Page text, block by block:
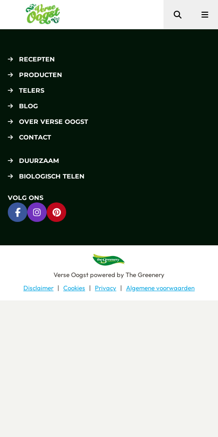
Verse Oogst
Zoeken
RECEPTEN
PRODUCTEN
TELERS
BLOG
OVER VERSE OOGST
CONTACT
DUURZAAM
BIOLOGISCH TELEN
VOLG ONS
Ga naar Facebook
Ga naar Instagram
Ga naar Pinterest
Verse Oogstpowered byThe Greenery
Disclaimer
Cookies Privacy Algemene voorwaarden